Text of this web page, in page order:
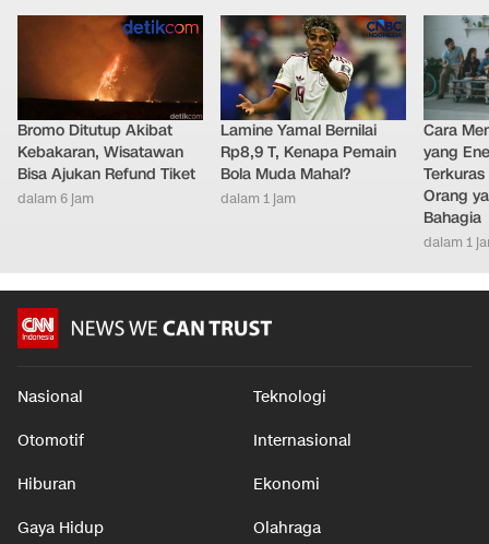
Bromo Ditutup Akibat
Kebakaran, Wisatawan
Bisa Ajukan Refund Tiket
dalam 6 jam
Lamine Yamal Bernilai
Rp8,9 T, Kenapa Pemain
Bola Muda Mahal?
dalam 1 jam
Cara
yang
Orang
Bahagia
dalam 1
Nasional Teknologi
Otomotif Internasional
Hiburan Ekonomi
Gaya Hidup Olahraga